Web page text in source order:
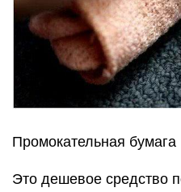
Промокательная бумага
Это дешевое средство